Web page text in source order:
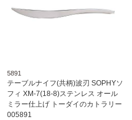
5891
テーブルナイフ(共柄)波刃 SOPHYソ
フィ XM-7(18-8)ステンレス オール
ミラー仕上げ トーダイのカトラリー
005891